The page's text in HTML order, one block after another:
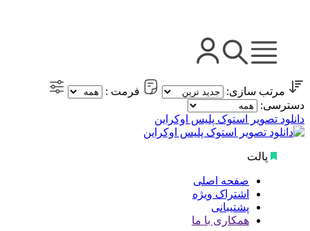
مرتب سازی:
فرمت :
دسترسی:
دانلود تصویر استوک پلیس اوکراین
پالت
صفحه اصلی
اشتراک ویژه
پشتیبانی
همکاری با ما